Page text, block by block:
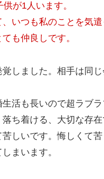
が1人います。
いつも私のことを気
も仲良しです。
しました。相手は同じ
活も長いので超ラブ
ち着ける、大切な存在
しいです。悔しくて
まいます。